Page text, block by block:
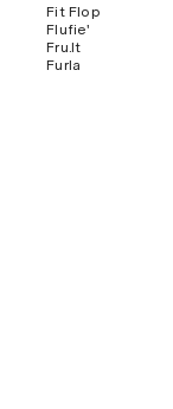
Fit Flop
Flufie'
Fru.it
Furla